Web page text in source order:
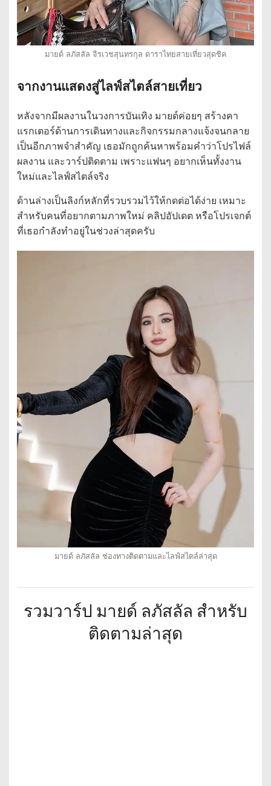
มายด์ ลภัสลัล จิรเวชสุนทรกุล ดาราไทยสายเที่ยวสุดชิค
จากงานแสดงสู่ไลฟ์สไตล์สายเที่ยว
หลังจากมีผลงานในวงการบันเทิง มายด์ค่อยๆ สร้างคา
แรกเตอร์ด้านการเดินทางและกิจกรรมกลางแจ้งจนกลาย
เป็นอีกภาพจำสำคัญ เธอมักถูกค้นหาพร้อมคำว่าโปรไฟล์
ผลงาน และวาร์ปติดตาม เพราะแฟนๆ อยากเห็นทั้งงาน
ใหม่และไลฟ์สไตล์จริง
ด้านล่างเป็นลิงก์หลักที่รวบรวมไว้ให้กดต่อได้ง่าย เหมาะ
สำหรับคนที่อยากตามภาพใหม่ คลิปอัปเดต หรือโปรเจกต์
ที่เธอกำลังทำอยู่ในช่วงล่าสุดครับ
มายด์ ลภัสลัล ช่องทางติดตามและไลฟ์สไตล์ล่าสุด
รวมวาร์ป มายด์ ลภัสลัล สำหรับ
ติดตามล่าสุด